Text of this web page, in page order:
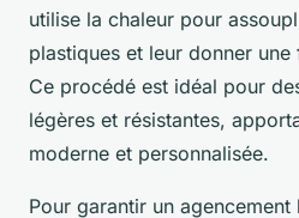
utilise la chaleur pour
plastiques et leur donner
Ce procédé est idéal pour
légères et résistantes,
moderne et personnalisée.
Pour garantir un agencement